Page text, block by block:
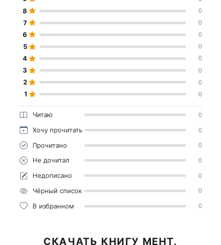
8 0
7 0
6 0
5 0
4 0
3 0
2 0
1 0
Читаю 0
Хочу прочитать 0
Прочитано 0
Не дочитал 0
Недописано 0
Чёрный список 0
В избранном 0
СКАЧАТЬ КНИГУ МЕНТ.